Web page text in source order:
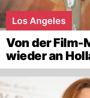
Los Angeles
Von der Film-
wieder an